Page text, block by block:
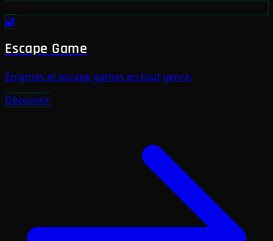
🔐
Escape Game
Énigmes et escape games en tout genre.
Découvrir